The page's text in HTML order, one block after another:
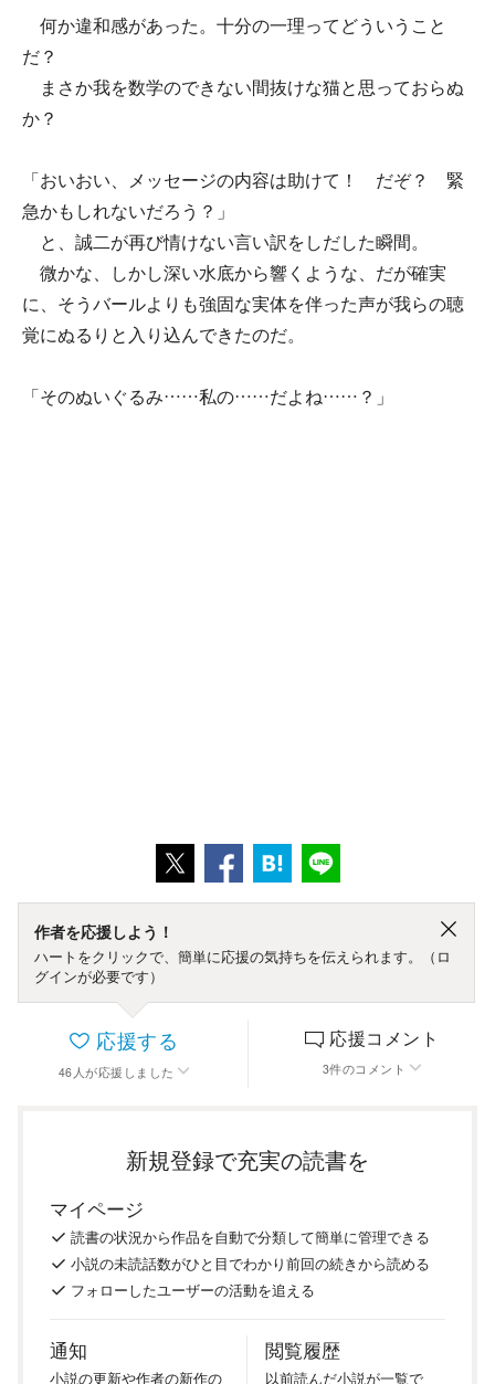
何か違和感があった。十分の一理ってどういうこと
だ？
まさか我を数学のできない間抜けな猫と思っておらぬ
か？
「おいおい、メッセージの内容は助けて！ だぞ？ 緊
急かもしれないだろう？」
と、誠二が再び情けない言い訳をしだした瞬間。
微かな、しかし深い水底から響くような、だが確実
に、そうバールよりも強固な実体を伴った声が我らの聴
覚にぬるりと入り込んできたのだ。
「そのぬいぐるみ……私の……だよね……？」
作者を応援しよう！
ハートをクリックで、簡単に応援の気持ちを伝えられます。（ロ
グインが必要です）
応援する
46 人 が応援しました
応援コメント
3件のコメント
新規登録で充実の読書を
マイページ
読書の状況から作品を自動で分類して簡単に管理できる
小説の未読話数がひと目でわかり前回の続きから読める
フォローしたユーザーの活動を追える
通知
小説の更新や作者の新作の
閲覧履歴
以前読んだ小説が一覧で